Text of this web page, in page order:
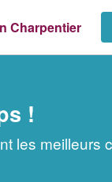
Charpentier
!
les meilleurs